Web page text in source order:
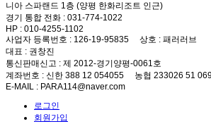
니아 스파랜드 1층 (양평 한화리조트 인근)
경기 통합 전화 : 031-774-1022
HP : 010-4255-1102
사업자 등록번호 : 126-19-95835 상호 : 패러러브
대표 : 권창진
통신판매신고 : 제 2012-경기양평-0061호
계좌번호 : 신한 388 12 054055 농협 233026 51
E-MAIL : PARA114@naver.com
로그인
회원가입